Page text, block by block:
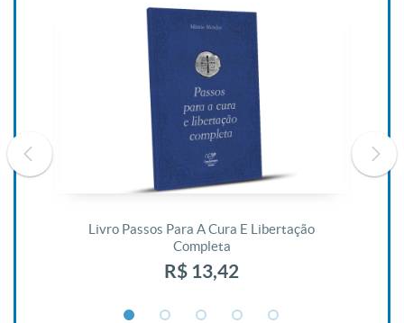
Livro Passos Para A Cura E Libertação
Completa
R$ 13,42